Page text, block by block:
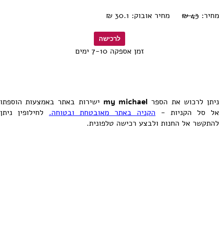
מחיר: 43 ₪ מחיר אובוק: 30.1 ₪
זמן אספקה 7-10 ימים
ניתן לרכוש את הספר my michael ישירות באתר באמצעות הוספתו
אל סל הקניות - הקניה באתר מאובטחת ובטוחה. לחילופין ניתן
להתקשר אל החנות ולבצע רכישה טלפונית.